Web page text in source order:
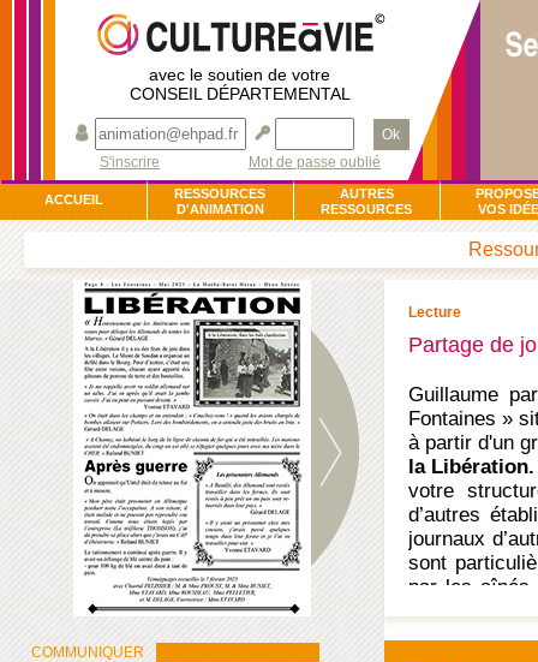
avec le soutien de votre
CONSEIL DÉPARTEMENTAL
Ok
S'inscrire
Mot de passe oublié
ACCUEIL
RESSOURCES
D'ANIMATION
AUTRES
RESSOURCES
VOS
COMMUNIQUER
Lecture
Partage de
Guillaume
Fontaines »
à partir d'un
la
votre
d’autres
journaux
sont
par les aînés
séduit, vous